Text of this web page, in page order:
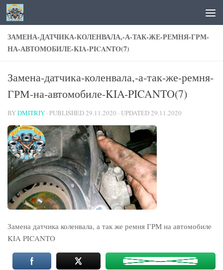
Skip to content
ЗАМЕНА-ДАТЧИКА-КОЛЕНВАЛА,-А-ТАК-ЖЕ-РЕМНЯ-ГРМ-
НА-АВТОМОБИЛЕ-KIA-PICANTO(7)
Замена-датчика-коленвала,-а-так-же-ремня-
ГРМ-на-автомобиле-KIA-PICANTO(7)
BYDMITRIY · PUBLISHED29.11.2020 · UPDATED29.11.2020
Замена датчика коленвала, а так же ремня ГРМ на автомобиле
KIA PICANTO